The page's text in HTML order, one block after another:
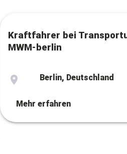
Kraftfahrer bei
MWM-berlin
Berlin, Deutschland
Mehr erfahren